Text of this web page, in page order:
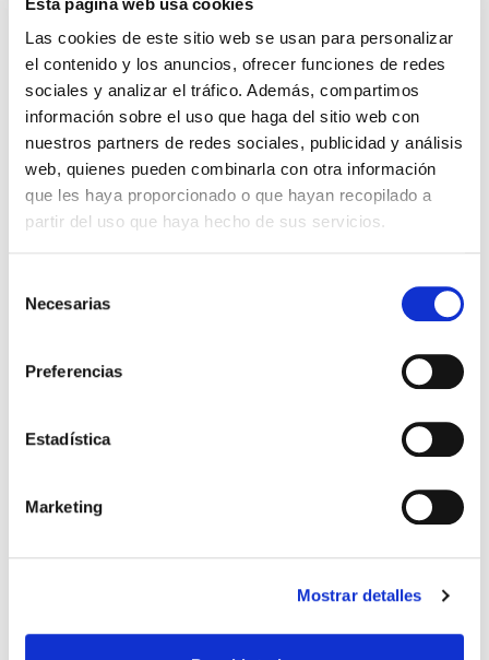
Las cookies de este sitio web se usan para personalizar
el contenido y los anuncios, ofrecer funciones de redes
sociales y analizar el tráfico. Además, compartimos
información sobre el uso que haga del sitio web con
nuestros partners de redes sociales, publicidad y análisis
web, quienes pueden combinarla con otra información
que les haya proporcionado o que hayan recopilado a
partir del uso que haya hecho de sus servicios.
Necesarias
Preferencias
Estadística
Marketing
Mostrar detalles
CAMISETA 4ª EQUIPACIÓN
PORTERO 25-26 FAN GRIS
48,99 €
69,99 €
MEDIAS 3ª EQUIPACIÓN
PORTERO 25-26 NARANJA
12,60 €
18,00 €
PORTERO 25-26 ROSA
12,60 €